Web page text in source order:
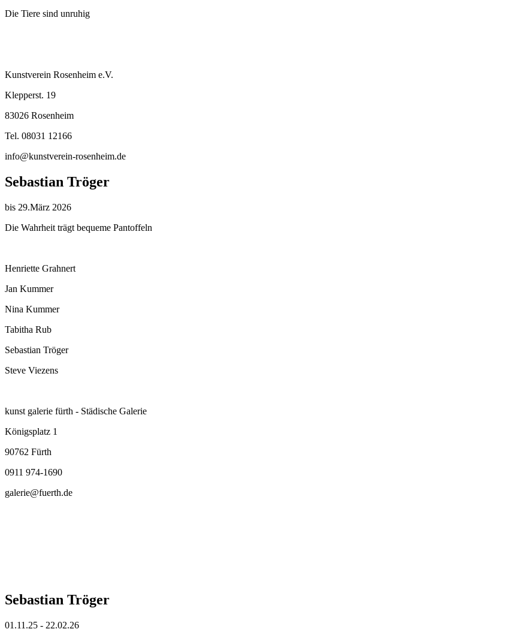
Die Tiere sind unruhig
Kunstverein Rosenheim e.V.
Klepperst. 19
83026 Rosenheim
Tel. 08031 12166
info@kunstverein-rosenheim.de
Sebastian Tröger
bis 29.März 2026
Die Wahrheit trägt bequeme Pantoffeln
Henriette Grahnert
Jan Kummer
Nina Kummer
Tabitha Rub
Sebastian Tröger
Steve Viezens
kunst galerie fürth - Städische Galerie
Königsplatz 1
90762 Fürth
0911 974-1690
galerie@fuerth.de
Sebastian Tröger
01.11.25 - 22.02.26